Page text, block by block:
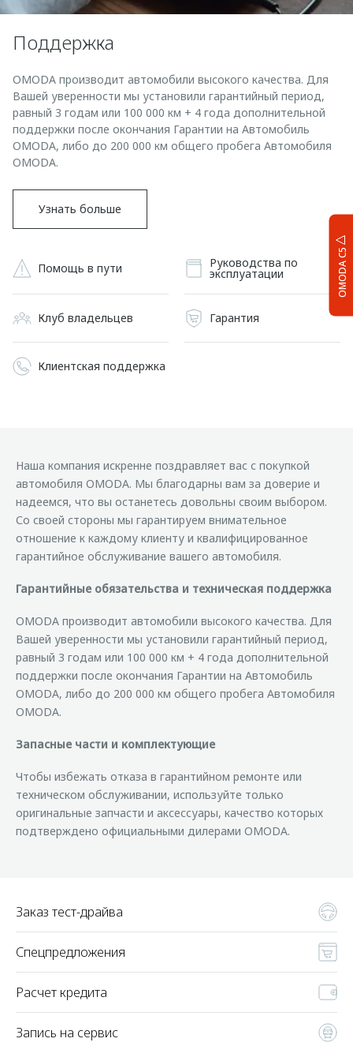
OMODA C5
Поддержка
OMODA производит автомобили высокого качества. Для
Вашей уверенности мы установили гарантийный период,
равный 3 годам или 100 000 км + 4 года дополнительной
поддержки после окончания Гарантии на Автомобиль
OMODA, либо до 200 000 км общего пробега Автомобиля
OMODA.
Узнать больше
Помощь в пути Руководства по
эксплуатации
Клуб владельцев Гарантия
Клиентская поддержка
Наша компания искренне поздравляет вас с покупкой
автомобиля OMODA. Мы благодарны вам за доверие и
надеемся, что вы останетесь довольны своим выбором.
Со своей стороны мы гарантируем внимательное
отношение к каждому клиенту и квалифицированное
гарантийное обслуживание вашего автомобиля.
Гарантийные обязательства и техническая поддержка
OMODA производит автомобили высокого качества. Для
Вашей уверенности мы установили гарантийный период,
равный 3 годам или 100 000 км + 4 года дополнительной
поддержки после окончания Гарантии на Автомобиль
OMODA, либо до 200 000 км общего пробега Автомобиля
OMODA.
Запасные части и комплектующие
Чтобы избежать отказа в гарантийном ремонте или
техническом обслуживании, используйте только
оригинальные запчасти и аксессуары, качество которых
подтверждено официальными дилерами OMODA.
Заказ тест-драйва
Спецпредложения
Расчет кредита
Запись на сервис